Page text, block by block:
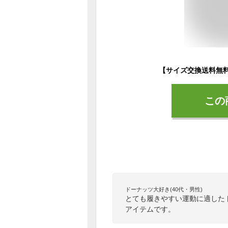
こ
ドーナッツ大好き(40代・男性)
とても履きやすい運動に適し
アイテムです。